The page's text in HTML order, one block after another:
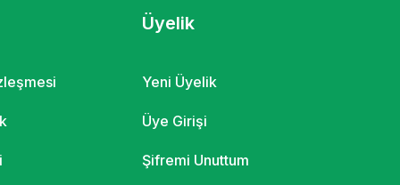
Üyelik
Yeni Üyelik
Üye Girişi
Şifremi Unuttum